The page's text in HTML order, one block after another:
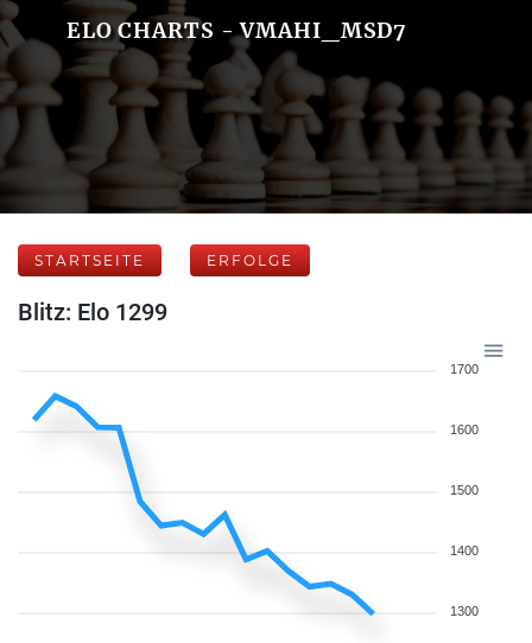
ELO CHARTS - VMAHI_MSD7
STARTSEITE ERFOLGE
Blitz: Elo 1299
1700
1600
1500
1400
1300